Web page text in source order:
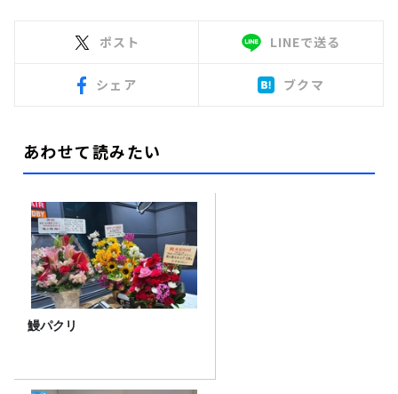
ポスト LINEで送る
シェア ブクマ
あわせて読みたい
鰻パクリ